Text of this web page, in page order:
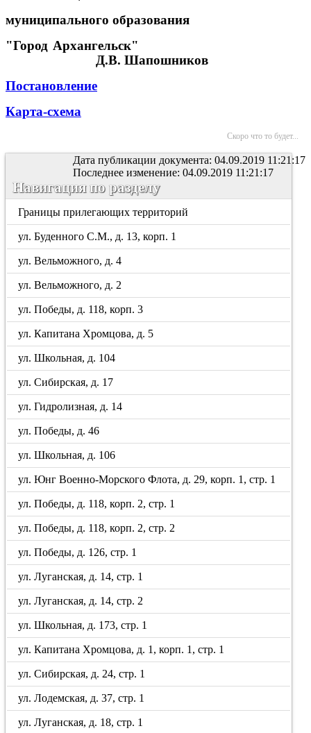
муниципального образования
"Город Архангельск"
Д.В. Шапошников
Постановление
Карта-схема
Скоро что то будет...
Дата публикации документа: 04.09.2019 11:21:17
Последнее изменение: 04.09.2019 11:21:17
Навигация по разделу
Границы прилегающих территорий
ул. Буденного С.М., д. 13, корп. 1
ул. Вельможного, д. 4
ул. Вельможного, д. 2
ул. Победы, д. 118, корп. 3
ул. Капитана Хромцова, д. 5
ул. Школьная, д. 104
ул. Сибирская, д. 17
ул. Гидролизная, д. 14
ул. Победы, д. 46
ул. Школьная, д. 106
ул. Юнг Военно-Морского Флота, д. 29, корп. 1, стр. 1
ул. Победы, д. 118, корп. 2, стр. 1
ул. Победы, д. 118, корп. 2, стр. 2
ул. Победы, д. 126, стр. 1
ул. Луганская, д. 14, стр. 1
ул. Луганская, д. 14, стр. 2
ул. Школьная, д. 173, стр. 1
ул. Капитана Хромцова, д. 1, корп. 1, стр. 1
ул. Сибирская, д. 24, стр. 1
ул. Лодемская, д. 37, стр. 1
ул. Луганская, д. 18, стр. 1